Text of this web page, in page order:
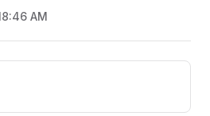
AM